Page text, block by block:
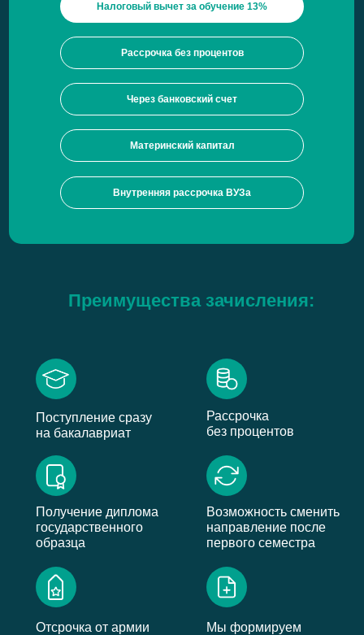
Налоговый вычет за обучение 13%
Через банковский счет
Рассрочка без процентов
Внутренняя рассрочка ВУЗа
Материнский капитал
Преимущества зачисления:
Возможность сменить
направление после
первого семестра
Мы формируем
Поступление сразу
на бакалавриат
Отсрочка от армии
Получение диплома
государственного
образца
Рассрочка
без процентов